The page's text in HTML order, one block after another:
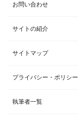
お問い合わせ
サイトの紹介
サイトマップ
プライバシー・ポリシー
執筆者一覧